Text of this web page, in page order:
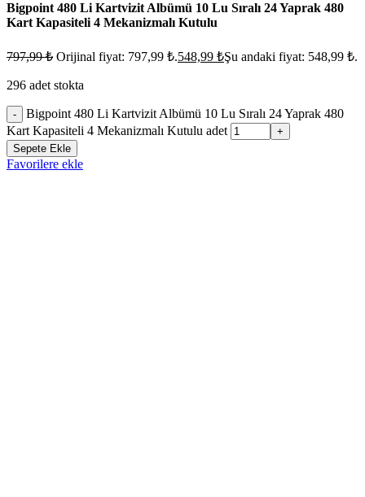
Bigpoint 480 Li Kartvizit Albümü 10 Lu Sıralı 24 Yaprak 480
Kart Kapasiteli 4 Mekanizmalı Kutulu
797,99₺ Orijinal fiyat: 797,99 ₺.548,99 ₺Şu andaki fiyat: 548,99 ₺.
296 adet stokta
-
Bigpoint 480 Li Kartvizit Albümü 10 Lu Sıralı 24 Yaprak 480
Kart Kapasiteli 4 Mekanizmalı Kutulu adet
+
Sepete Ekle
Favorilere ekle